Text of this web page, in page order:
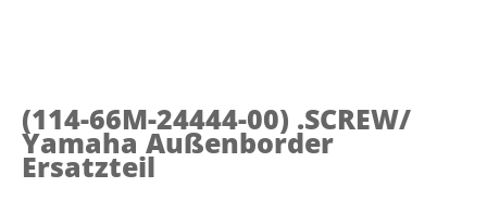
(114-66M-24444-00) .SCREW/
Yamaha Außenborder
Ersatzteil